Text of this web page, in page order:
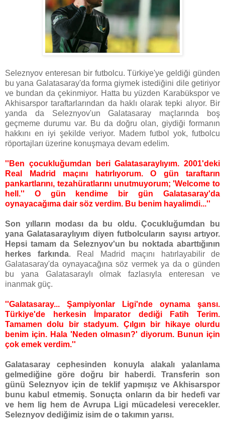
Seleznyov enteresan bir futbolcu. Türkiye'ye geldiği günden
bu yana Galatasaray'da forma giymek istediğini dile getiriyor
ve bundan da çekinmiyor. Hatta bu yüzden Karabükspor ve
Akhisarspor taraftarlarından da haklı olarak tepki alıyor. Bir
yanda da Seleznyov'un Galatasaray maçlarında boş
geçmeme durumu var. Bu da doğru olan, giydiği formanın
hakkını en iyi şekilde veriyor. Madem futbol yok, futbolcu
röportajları üzerine konuşmaya devam edelim.
''Ben çocukluğumdan beri Galatasaraylıyım. 2001'deki
Real Madrid maçını hatırlıyorum. O gün taraftarın
pankartlarını, tezahüratlarını unutmuyorum; 'Welcome to
hell.'' O gün kendime bir gün Galatasaray'da
oynayacağıma dair söz verdim. Bu benim hayalimdi...''
Son yılların modası da bu oldu. Çocukluğumdan bu
yana Galatasaraylıyım diyen futbolcuların sayısı artıyor.
Hepsi tamam da Seleznyov'un bu noktada abarttığının
herkes farkında. Real Madrid maçını hatırlayabilir de
Galatasaray'da oynayacağına söz vermek ya da o günden
bu yana Galatasaraylı olmak fazlasıyla enteresan ve
inanmak güç.
''Galatasaray... Şampiyonlar Ligi'nde oynama şansı.
Türkiye'de herkesin İmparator dediği Fatih Terim.
Tamamen dolu bir stadyum. Çılgın bir hikaye olurdu
benim için. Hala 'Neden olmasın?' diyorum. Bunun için
çok emek verdim.''
Galatasaray cephesinden konuyla alakalı yalanlama
gelmediğine göre doğru bir haberdi. Transferin son
günü Seleznyov için de teklif yapmışız ve Akhisarspor
bunu kabul etmemiş. Sonuçta onların da bir hedefi var
ve hem lig hem de Avrupa Ligi mücadelesi verecekler.
Seleznyov dediğimiz isim de o takımın yarısı.